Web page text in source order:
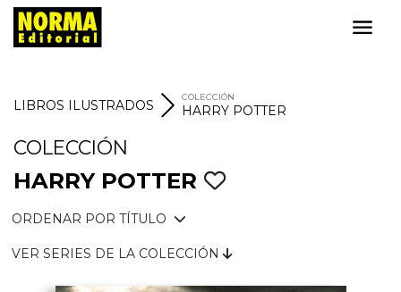
LIBROS ILUSTRADOS
COLECCIÓN
HARRY POTTER
COLECCIÓN
HARRY POTTER
ORDENAR POR TÍTULO
VER SERIES DE LA COLECCIÓN